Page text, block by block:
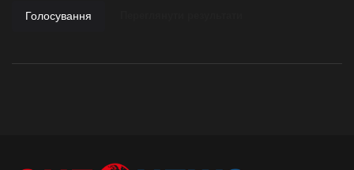
Голосування